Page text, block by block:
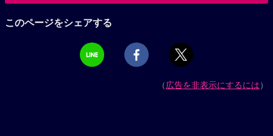
このページをシェアする
（広告を非表示にするには）